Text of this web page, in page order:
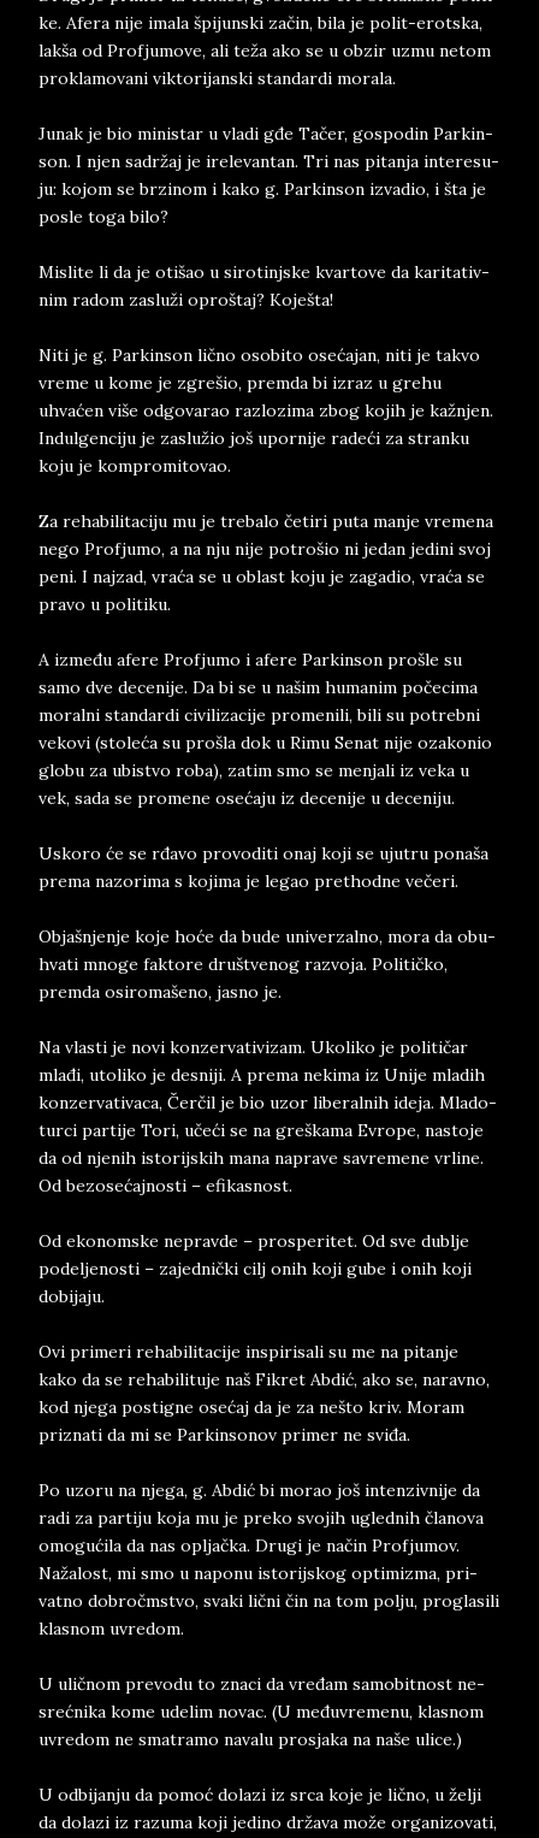
ke. Afe­ra nije ima­la špi­jun­ski začin, bi­la­ je po­lit-erot­ska,
lak­ša od Pro­fju­mo­ve, ali teža ako se u ob­zir uzmu ne­tom
pro­klamo­va­ni vik­to­ri­jan­ski stan­dar­di mo­ra­la.
Ju­nak je bio ministar u vla­di gđe Tačer, go­spo­din Par­kin­
son. I njen sadržaj je ire­le­van­tan. Tri nas pi­tan­ja in­te­re­su­
ju: ko­jom se br­zinom i kako g. Par­kin­son iz­va­dio, i šta je
po­sle toga bilo?
Mi­sli­te li da je otišao u si­ro­tin­jske kvar­to­ve da ka­ri­ta­tiv­
nim ra­dom za­služi opro­štaj? Ko­je­šta!
Niti je g. Par­kin­son lično oso­bi­to osećajan, niti je ta­kvo
vre­me u kome je zgrešio, prem­da bi iz­raz u gre­hu
uhvaćen više od­go­va­rao raz­lo­zi­ma zbog ko­jih je kažnjen.
In­dul­gen­ci­ju je za­slu­žio još upornije radeći za stran­ku
koju je kom­pro­mi­to­vao.
Za re­ha­bi­li­ta­ci­ju mu je tre­ba­lo četi­ri puta man­je vre­me­na
nego Pro­fju­mo, a na nju nije po­tro­šio ni je­dan je­di­ni svoj
peni. I naj­zad, vraća se u oblast koju je za­ga­dio, vraća se
pra­vo u po­li­ti­ku.
A između afe­re Pro­fju­mo i afe­re Par­kin­son pro­šle su
samo dve de­ce­ni­je. Da bi se u našim hu­ma­nim po­če­ci­ma
mo­ral­ni stan­dar­di ci­vi­li­za­ci­je pro­me­ni­li, bili su po­treb­ni
ve­ko­vi (stoleća su pro­šla dok u Rimu Se­nat nije oza­ko­nio
glo­bu za ubi­stvo roba), za­tim smo se men­ja­li iz veka u
vek, sada se pro­me­ne osećaju iz de­ce­ni­je u de­ce­ni­ju.
Usko­ro će se rđavo pro­vo­di­ti onaj koji se uju­tru po­na­ša
pre­ma na­zo­ri­ma s ko­ji­ma je le­gao pret­hod­ne večeri.
Objašnjen­je koje hoće da bude uni­ver­zal­no, mora da obu-
hva­ti mno­ge fak­to­re dru­štve­nog raz­vo­ja. Po­li­tičko,
prem­da osi­ro­ma­še­no, ja­sno je.
Na vla­sti je novi kon­zer­va­ti­vi­zam. Uko­li­ko je po­li­tičar
mlađi, uto­li­ko je de­sni­ji. A pre­ma ne­ki­ma iz Uni­je mla­dih
kon­zer­va­ti­va­ca, Čerčil je bio uzor li­be­ral­nih ide­ja. Mla­do­
tur­ci par­ti­je Tori, učeći se na greškama Evro­pe, na­sto­je
da od nje­nih isto­rij­skih mana na­pra­ve sa­vre­me­ne vr­li­ne.
Od bez­o­sećaj­no­sti – efi­ka­snost.
Od eko­nom­ske ne­prav­de – pro­spe­ri­tet. Od sve du­blje
po­de­lje­no­sti – za­jed­nički cilj onih koji gube i onih koji
do­bi­ja­ju.
Ovi pri­me­ri re­ha­bi­li­ta­ci­je in­spi­ri­sa­li su me na pi­tan­je
kako da se re­ha­bi­li­tu­je naš Fi­kret Abdić, ako se, na­rav­no,
kod nje­ga po­stig­ne osećaj da je za nešto kriv. Mo­ram
pri­zna­ti da mi se Par­kinso­nov pri­mer ne sviđa.
Po uzo­ru na nje­ga, g. Abdić bi mo­ra­o ­još in­ten­ziv­ni­je da
radi za par­ti­ju koja mu je pre­ko svo­jih ugled­nih čla­no­va
omo­gućila da nas opljačka. Dru­gi je način Pro­fju­mov.
Nažalost, mi smo u na­po­nu isto­rij­skog op­ti­mi­zma, pri­
vat­no do­bročmstvo, sva­ki lični čin na tom pol­ju, pro­gla­si­li
kla­snom uvre­dom.
U uličnom pre­vo­du to zna­ci da vređam sa­mo­bit­nost ne­
srećnika kome ude­lim no­vac. (U međuvre­me­nu, kla­snom
uvredom ne sma­tra­mo na­va­lu pro­sja­ka na naše uli­ce.)
U od­bi­janju da pomoć do­la­zi iz srca koje je lično, u želji
da do­la­zi iz ra­zu­ma ko­ji ­je­di­no država može or­ga­ni­zo­va­ti,